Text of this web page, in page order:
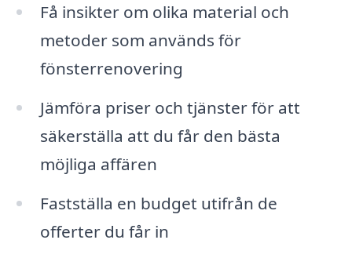
Få insikter om olika material och
metoder som används för
fönsterrenovering
Jämföra priser och tjänster för att
säkerställa att du får den bästa
möjliga affären
Fastställa en budget utifrån de
offerter du får in